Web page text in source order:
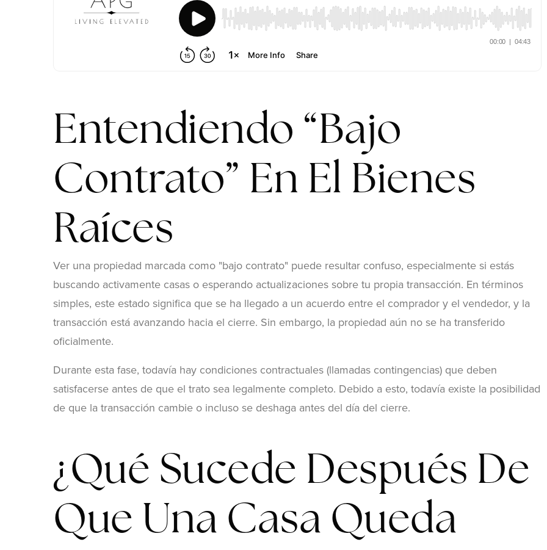
Entendiendo “Bajo
Contrato” En El Bienes
Raíces
Ver una propiedad marcada como "bajo contrato" puede resultar confuso, especialmente si estás
buscando activamente casas o esperando actualizaciones sobre tu propia transacción. En términos
simples, este estado significa que se ha llegado a un acuerdo entre el comprador y el vendedor, y la
transacción está avanzando hacia el cierre. Sin embargo, la propiedad aún no se ha transferido
oficialmente.
Durante esta fase, todavía hay condiciones contractuales (llamadas contingencias) que deben
satisfacerse antes de que el trato sea legalmente completo. Debido a esto, todavía existe la posibilidad
de que la transacción cambie o incluso se deshaga antes del día del cierre.
¿Qué Sucede Después De
Que Una Casa Queda